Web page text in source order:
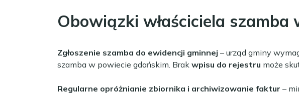
Obowiązki właściciela szamba
Zgłoszenie szamba do ewidencji gminnej – urząd gminy
szamba w powiecie gdańskim. Brak wpisu do rejestru może
Regularne opróżnianie zbiornika i archiwizowanie faktur –